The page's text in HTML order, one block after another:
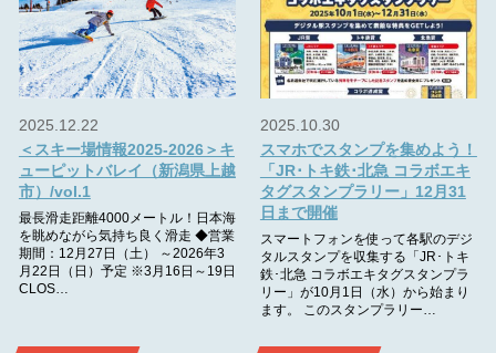
2025.12.22
＜スキー場情報2025-2026＞キ
ューピットバレイ（新潟県上越
市）/vol.1
最長滑走距離4000メートル！日本海
を眺めながら気持ち良く滑走 ◆営業
期間：12月27日（土） ～2026年3
月22日（日）予定 ※3月16日～19日
CLOS…
2025.10.30
スマホでスタンプを集めよう！
「JR･トキ鉄･北急 コラボエキ
タグスタンプラリー」12月31
日まで開催
スマートフォンを使って各駅のデジ
タルスタンプを収集する「JR･トキ
鉄･北急 コラボエキタグスタンプラ
リー」が10月1日（水）から始まり
ます。 このスタンプラリー…